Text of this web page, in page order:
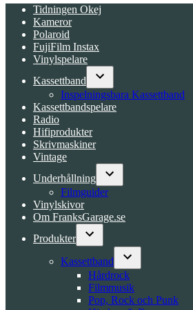
Tidningen Okej
Kameror
Polaroid
FujiFilm Instax
Vinylspelare
Kassettband
Open
dropdown
menu
Inspelningsbara Kassettband
Kassettbandspelare
Radio
Hifiprodukter
Skrivmaskiner
Vintage
Underhållning
Open
Filmguider
Vinylskivor
Om FranksGarage.se
Produkter
Open
dropdown
menu
Kassettband
Open
dropdown
menu
Hårdrock
Filmmusik
Pop, Rock och Punk